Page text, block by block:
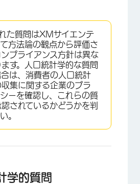
×
た質問はXMサイエンテ
方法論の観点から評価さ
プライアンス方針は異な
す。人口統計学的な質問
は、消費者の人口統計
集に関する企業のプラ
ーを確認し、これらの質
されているかどうかを判
。
学的質問